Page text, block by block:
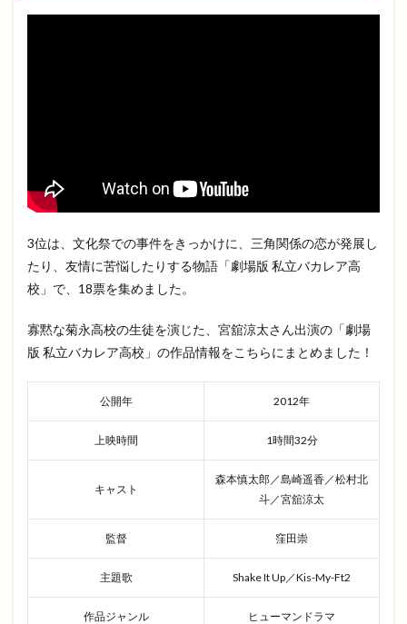
3位は、文化祭での事件をきっかけに、三角関係の恋が発展し
たり、友情に苦悩したりする物語「劇場版 私立バカレア高
校」で、18票を集めました。
寡黙な菊永高校の生徒を演じた、宮舘涼太さん出演の「劇場
版 私立バカレア高校」の作品情報をこちらにまとめました！
公開年 2012年
上映時間 1時間32分
キャスト
森本慎太郎／島崎遥香／松村北
斗／宮舘涼太
監督 窪田崇
主題歌 Shake It Up／Kis-My-Ft2
作品ジャンル ヒューマンドラマ